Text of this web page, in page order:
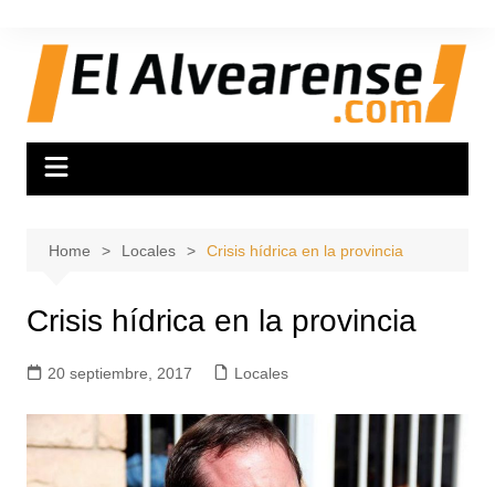
content
Home Locales Crisis hídrica en la provincia
Crisis hídrica en la provincia
20 septiembre, 2017 Locales